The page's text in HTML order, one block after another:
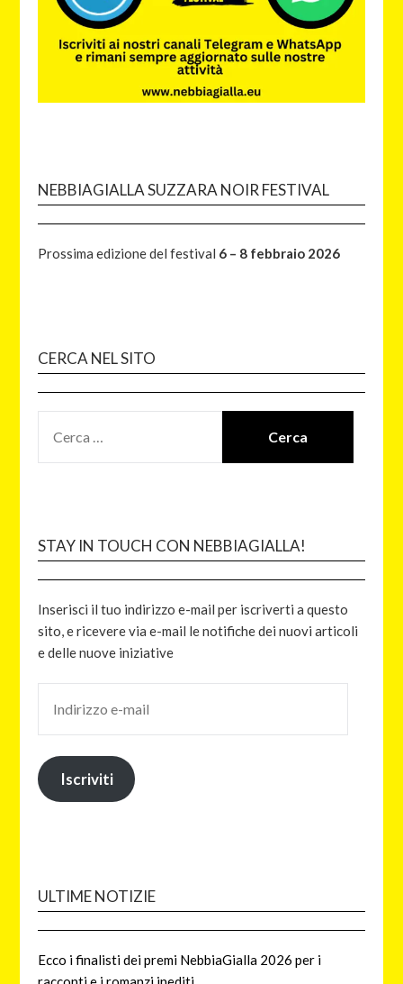
NEBBIAGIALLA SUZZARA NOIR FESTIVAL
Prossima edizione del festival 6 – 8 febbraio 2026
CERCA NEL SITO
STAY IN TOUCH CON NEBBIAGIALLA!
Inserisci il tuo indirizzo e-mail per iscriverti a questo
sito, e ricevere via e-mail le notifiche dei nuovi articoli
e delle nuove iniziative
Iscriviti
ULTIME NOTIZIE
Ecco i finalisti dei premi NebbiaGialla 2026 per i